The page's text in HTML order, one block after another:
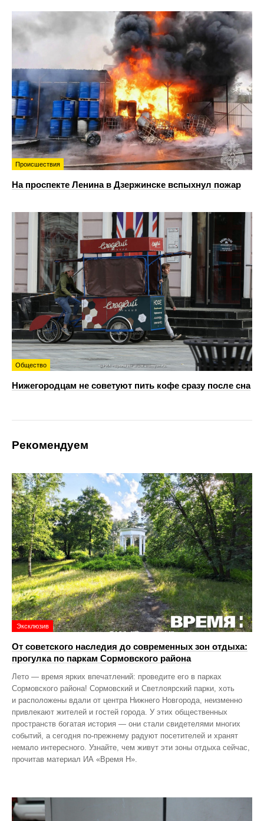
Происшествия
На проспекте Ленина в Дзержинске вспыхнул пожар
Общество
Нижегородцам не советуют пить кофе сразу после сна
Рекомендуем
Эксклюзив
От советского наследия до современных зон отдыха:
прогулка по паркам Сормовского района
Лето — время ярких впечатлений: проведите его в парках
Сормовского района! Сормовский и Светлоярский парки, хоть
и расположены вдали от центра Нижнего Новгорода, неизменно
привлекают жителей и гостей города. У этих общественных
пространств богатая история — они стали свидетелями многих
событий, а сегодня по‑прежнему радуют посетителей и хранят
немало интересного. Узнайте, чем живут эти зоны отдыха сейчас,
прочитав материал ИА «Время Н».